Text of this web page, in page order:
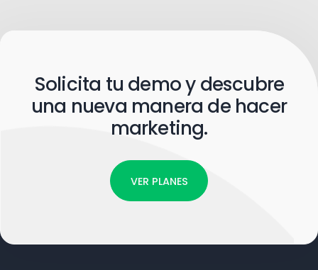
Solicita tu demo y descubre
una nueva manera de hacer
marketing.
VER PLANES